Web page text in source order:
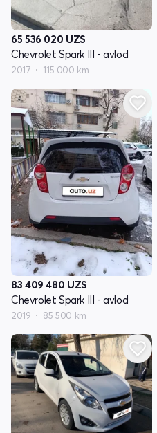
65 536 020 UZS
Chevrolet Spark III - avlod
2017 115 000 km
83 409 480 UZS
Chevrolet Spark III - avlod
2019 85 500 km